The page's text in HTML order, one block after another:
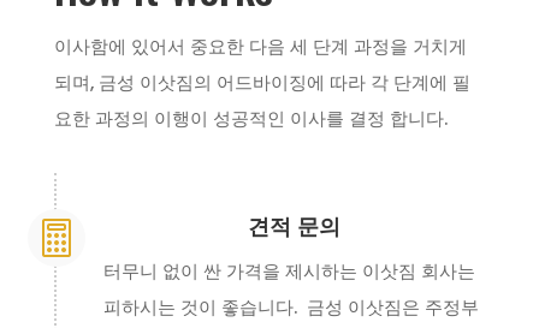
이사함에 있어서 중요한 다음 세 단계 과정을 거치게
되며, 금성 이삿짐의 어드바이징에 따라 각 단계에 필
요한 과정의 이행이 성공적인 이사를 결정 합니다.
 견적 문의
터무니 없이 싼 가격을 제시하는 이삿짐 회사는
피하시는 것이 좋습니다. 금성 이삿짐은 주정부